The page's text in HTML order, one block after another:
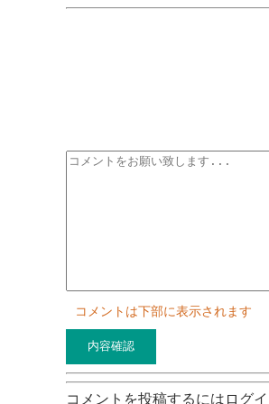
コメントは下部に表示されます
コメントを投稿するにはログ